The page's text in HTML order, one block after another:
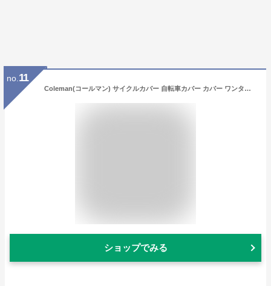
no. 11
Coleman(コールマン) サイクルカバー 自転車カバー カバー ワンタッチ式 210デニール 破れにくい 超厚手 高耐久性 頑丈 風飛び出し防止 バタつき防止 防水 雨除け 雨 UVカット 楽 簡単 着脱簡単 かけやすい クロスバイク 収納袋 盗難防止 ママチャリ マウンテンバイク ロードバイク 電動自転車 85701
ショップでみる